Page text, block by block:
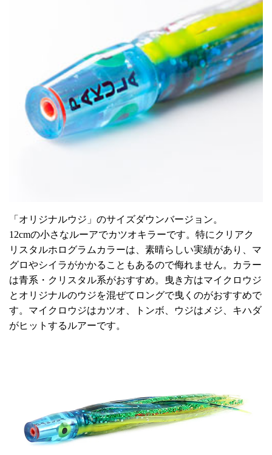
「オリジナルウジ」のサイズダウンバージョン。
12cmの小さなルーアでカツオキラーです。特にクリアク
リスタルホログラムカラーは、素晴らしい実績があり、マ
グロやシイラがかかることもあるので侮れません。カラー
は青系・クリスタル系がおすすめ。曳き方はマイクロウジ
とオリジナルのウジを混ぜてロングで曳くのがおすすめで
す。マイクロウジはカツオ、トンボ、ウジはメジ、キハダ
がヒットするルアーです。